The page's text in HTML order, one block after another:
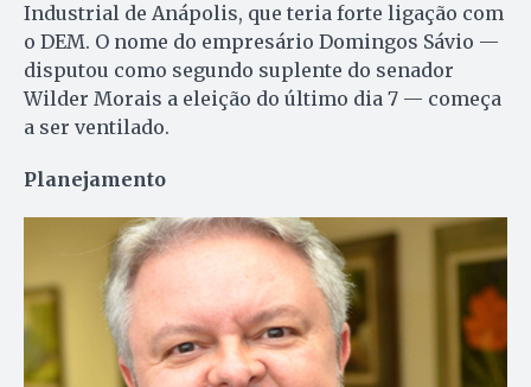
Industrial de Anápolis, que teria forte ligação com
o DEM. O nome do empresário Domingos Sávio —
disputou como segundo suplente do senador
Wilder Morais a eleição do último dia 7 — começa
a ser ventilado.
Planejamento